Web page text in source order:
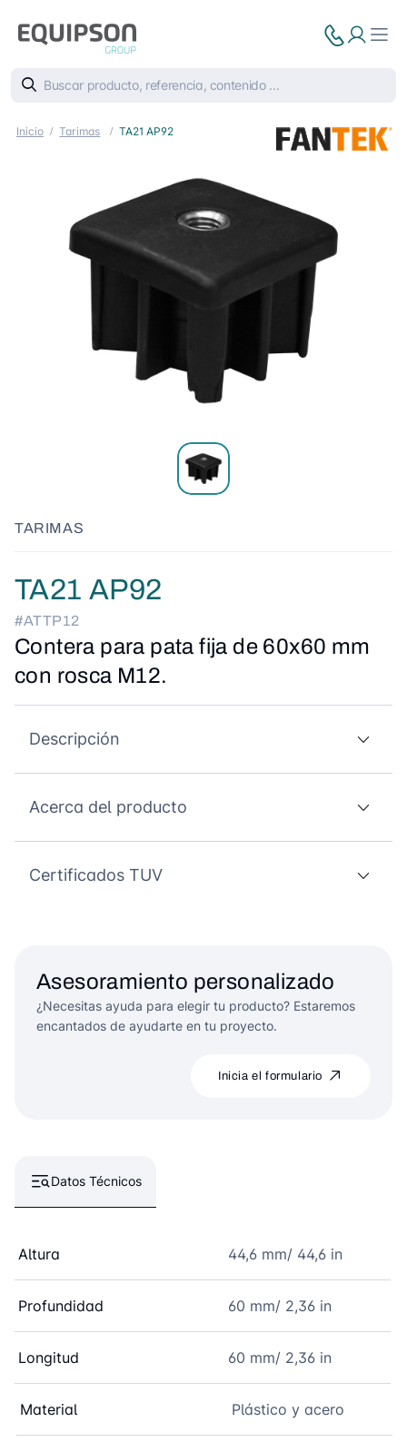
Inicio Tarimas TA21 AP92
TARIMAS
TA21 AP92
#ATTP12
Contera para pata fija de 60x60 mm
con rosca M12.
Descripción
Acerca del producto
Certificados TUV
Asesoramiento personalizado
¿Necesitas ayuda para elegir tu producto? Estaremos
encantados de ayudarte en tu proyecto.
Inicia el formulario
Datos Técnicos
Altura 44,6 mm/ 44,6 in
Profundidad 60 mm/ 2,36 in
Longitud 60 mm/ 2,36 in
Material Plástico y acero